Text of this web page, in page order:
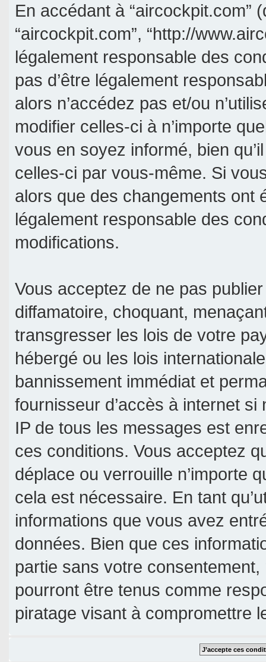
En accédant à “aircockpit.com”
“aircockpit.com”, “http://
légalement responsable des
pas d’être légalement
alors n’accédez pas et/ou
modifier celles-ci à n’importe
vous en soyez informé, bien
celles-ci par vous-même. Si
alors que des changements ont
légalement responsable des
modifications.
Vous acceptez de ne pas
diffamatoire, choquant,
transgresser les lois de votre
hébergé ou les lois
bannissement immédiat et
fournisseur d’accès à internet
IP de tous les messages est
ces conditions. Vous acceptez
déplace ou verrouille n’importe
cela est nécessaire. En tant
informations que vous avez
données. Bien que ces
partie sans votre consentement,
pourront être tenus comme
piratage visant à compromettre